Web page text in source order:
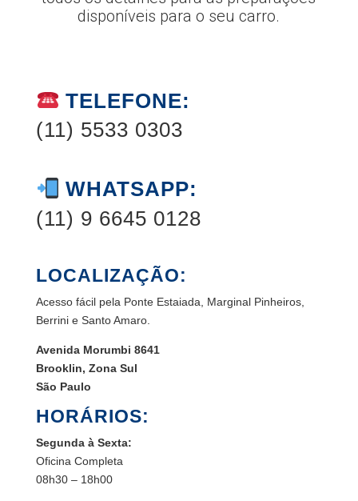
disponíveis para o seu carro.
TELEFONE:
(11) 5533 0303
WHATSAPP:
(11) 9 6645 0128
LOCALIZAÇÃO:
Acesso fácil pela Ponte Estaiada, Marginal Pinheiros,
Berrini e Santo Amaro.
Avenida Morumbi 8641
Brooklin, Zona Sul
São Paulo
HORÁRIOS:
Segunda à Sexta:
Oficina Completa
08h30 – 18h00